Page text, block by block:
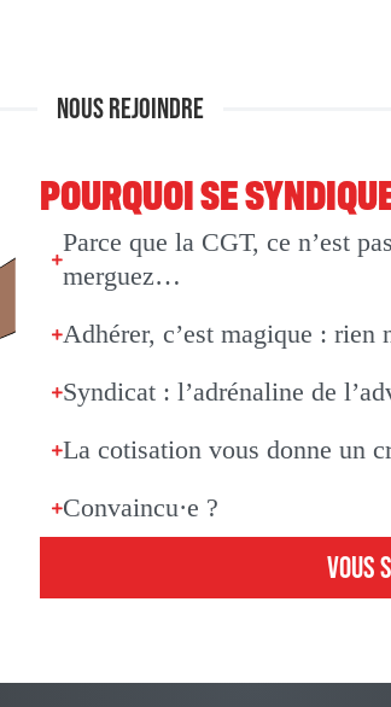
NOUS REJOINDRE
POURQUOI SE
Parce que la CGT, ce n’est
merguez…
Adhérer, c’est magique : rien
Syndicat : l’adrénaline de
La cotisation vous donne un
Convaincu·e ?
VOUS